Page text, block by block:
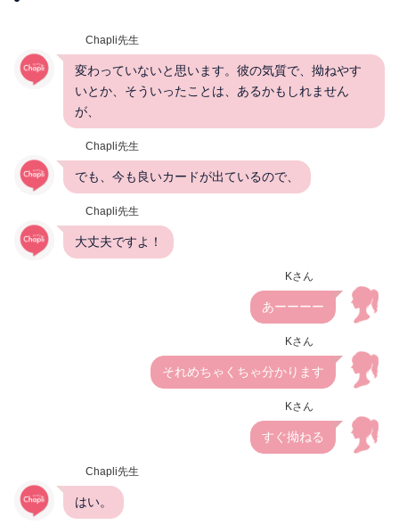
Chapli先生
変わっていないと思います。彼の気質で、拗ねやす
いとか、そういったことは、あるかもしれません
が、
Chapli先生
でも、今も良いカードが出ているので、
Chapli先生
大丈夫ですよ！
Kさん
あーーーー
Kさん
それめちゃくちゃ分かります
Kさん
すぐ拗ねる
Chapli先生
はい。